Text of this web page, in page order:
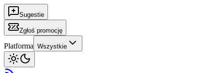
Sugestie
Zgłoś promocję
Platforma Wszystkie